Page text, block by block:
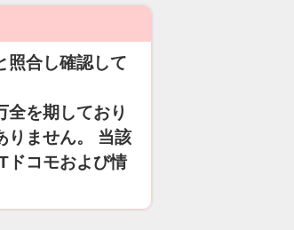
照合し確認して
全を期しており
りません。 当該
ドコモおよび情